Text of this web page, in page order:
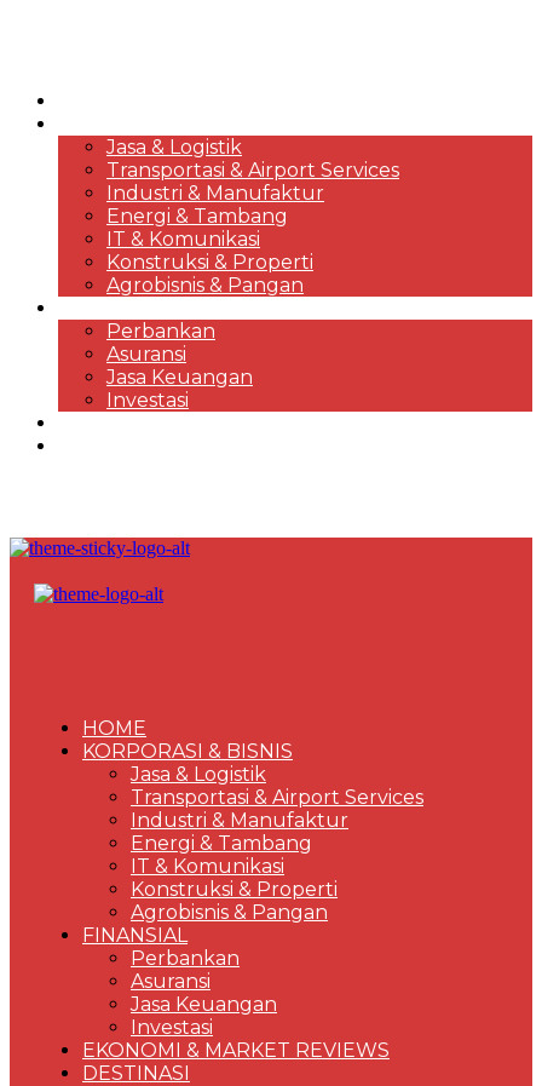
Jasa & Logistik
Transportasi & Airport Services
Industri & Manufaktur
Energi & Tambang
IT & Komunikasi
Konstruksi & Properti
Agrobisnis & Pangan
Perbankan
Asuransi
Jasa Keuangan
Investasi
HOME
KORPORASI & BISNIS
Jasa & Logistik
Transportasi & Airport Services
Industri & Manufaktur
Energi & Tambang
IT & Komunikasi
Konstruksi & Properti
Agrobisnis & Pangan
FINANSIAL
Perbankan
Asuransi
Jasa Keuangan
Investasi
EKONOMI & MARKET REVIEWS
DESTINASI